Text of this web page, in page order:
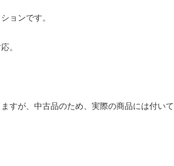
ョンです。
。
すが、中古品のため、実際の商品には付いて